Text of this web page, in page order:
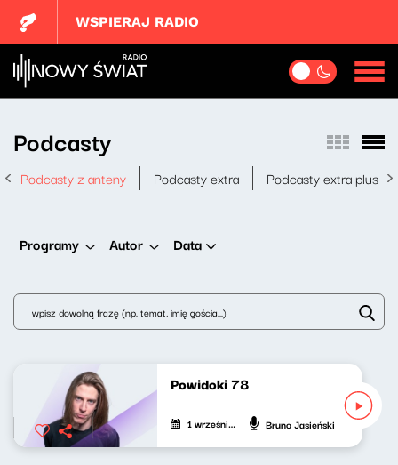
WSPIERAJ RADIO
Podcasty
Podcasty z anteny Podcasty extra Podcasty extra plus
Programy Autor Data
Powidoki 78
1 września 2022 Bruno Jasieński